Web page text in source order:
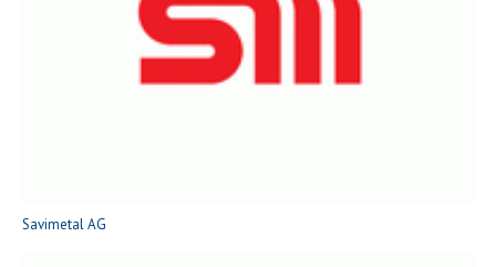
Savimetal AG